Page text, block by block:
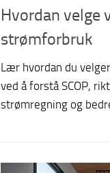
Hvordan velge
strømforbruk
Lær hvordan du
ved å forstå SCOP,
strømregning og